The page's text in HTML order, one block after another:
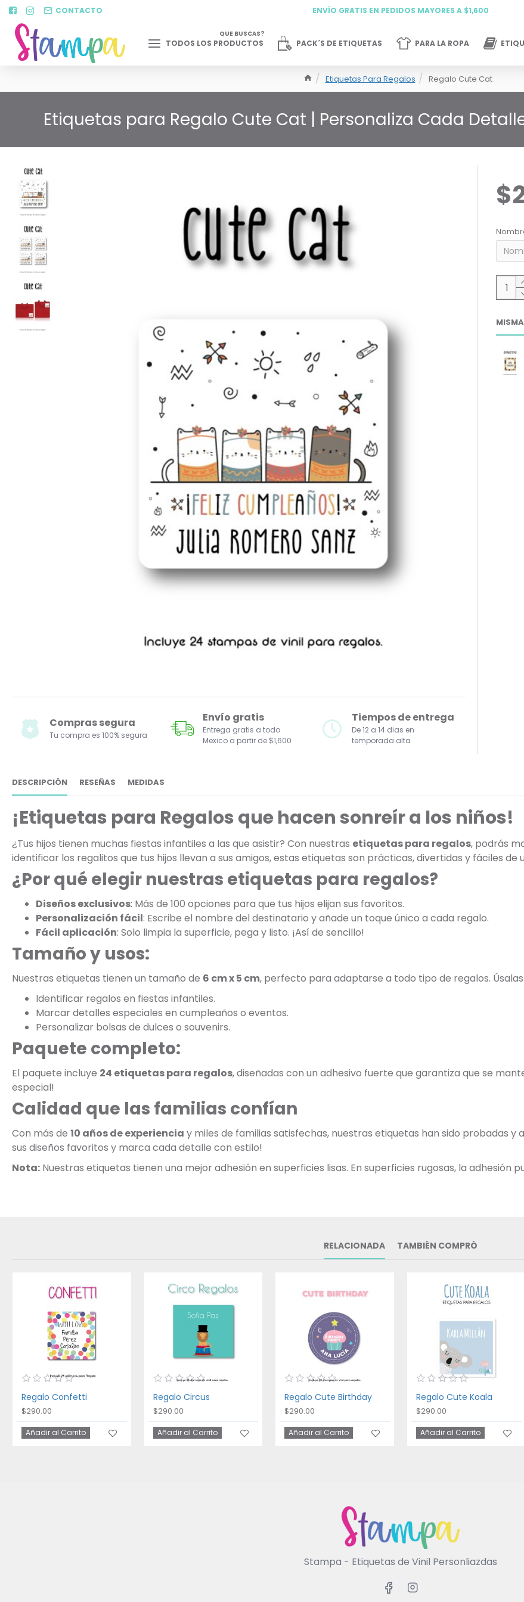
CONTACTO ENVÍO GRATIS EN PEDIDOS MAYORES A $1,600
TODOS LOS PRODUCTOS
QUE BUSCAS?
PACK´S DE ETIQUETAS PARA LA ROPA
Etiquetas Para Regalos Regalo Cute Cat
Etiquetas para Regalo Cute Cat | Personaliza Cada
Compras segura
Tu compra es 100% segura
Envío gratis
Entrega gratis a todo
Mexico a partir de $1,600
Tiempos de entrega
De 12 a 14 dias en
temporada alta
DESCRIPCIÓN RESEÑAS MEDIDAS
¡Etiquetas para Regalos que hacen sonreír a los niños!
¿Tus hijos tienen muchas fiestas infantiles a las que asistir? Con nuestras etiquetas para regalos, podrás
identificar los regalitos que tus hijos llevan a sus amigos, estas etiquetas son prácticas, divertidas y fáciles de
¿Por qué elegir nuestras etiquetas para regalos?
Diseños exclusivos: Más de 100 opciones para que tus hijos elijan sus favoritos.
Personalización fácil: Escribe el nombre del destinatario y añade un toque único a cada regalo.
Fácil aplicación: Solo limpia la superficie, pega y listo. ¡Así de sencillo!
Tamaño y usos:
Nuestras etiquetas tienen un tamaño de 6 cm x 5 cm, perfecto para adaptarse a todo tipo de regalos.
Identificar regalos en fiestas infantiles.
Marcar detalles especiales en cumpleaños o eventos.
Personalizar bolsas de dulces o souvenirs.
Paquete completo:
El paquete incluye 24 etiquetas para regalos, diseñadas con un adhesivo fuerte que garantiza que se
especial!
Calidad que las familias confían
Con más de 10 años de experiencia y miles de familias satisfechas, nuestras etiquetas han sido probadas y
sus diseños favoritos y marca cada detalle con estilo!
Nota: Nuestras etiquetas tienen una mejor adhesión en superficies lisas. En superficies rugosas, la adhesión
RELACIONADA TAMBIÉN COMPRÓ
Regalo Confetti
$290.00
Añadir al Carrito
Regalo Circus
$290.00
Añadir al Carrito
Regalo Cute Birthday
$290.00
Añadir al Carrito
Regalo Cute Koala
$290.00
Añadir al Carrito
Stampa - Etiquetas de Vinil Personliazdas